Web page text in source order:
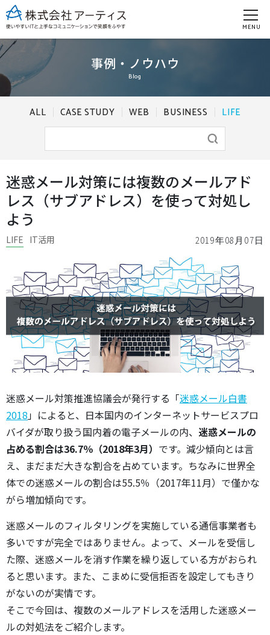
MENU
事例・ノウハウ
Blog
ALL CASE STUDY WEB BUSINESS LIFE
迷惑メール対策には複数のメールアド
レス（サブアドレス）を使って対処し
よう
2019年08月07日
LIFE IT活用
迷惑メール対策推進協議会が発行する「迷惑メール白書
2018」によると、日本国内のインターネットサービスプロ
バイダが取り扱う国内着の電子メールの内、 迷惑メールの
占める割合は36.7％（2018年3月） です。減少傾向とは言
え、まだまだ大きな割合を占めています。ちなみに世界全
体での迷惑メールの割合は55.5％（2017年11月）で僅かな
がら増加傾向です。
迷惑メールのフィルタリングを実施している通信事業者も
多いですが完全ではありません。よって、メールを受信し
た際、迷惑メールを消す作業を繰り返している方がおられ
ると思います。また、こまめに受信拒否を設定してもきり
がないのが実情です。
そこで今回は、複数のメールアドレスを活用した迷惑メー
ルの対処法をご紹介します。